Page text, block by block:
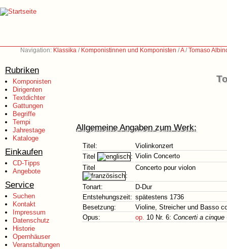
Navigation: Klassika / Komponistinnen und Komponisten /A/Tomaso
Rubriken
Komponisten
Dirigenten
Textdichter
Gattungen
Begriffe
Tempi
Jahrestage
Kataloge
Einkaufen
CD-Tipps
Angebote
Service
Suchen
Kontakt
Impressum
Datenschutz
Historie
Opernhäuser
Veranstaltungen
Allgemeine Angaben zum Werk:
Titel:
Violinkonzert
Titel
: Violin Concerto
Titel
:
Concerto pour violon
Tonart:
D-Dur
Entstehungszeit: spätestens 1736
Besetzung:
Violine, Streicher und Basso
Opus:
op. 10 Nr. 6: Concerti a cinque